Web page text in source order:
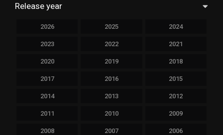
Release year
2026 2025 2024
2023 2022 2021
2020 2019 2018
2017 2016 2015
2014 2013 2012
2011 2010 2009
2008 2007 2006